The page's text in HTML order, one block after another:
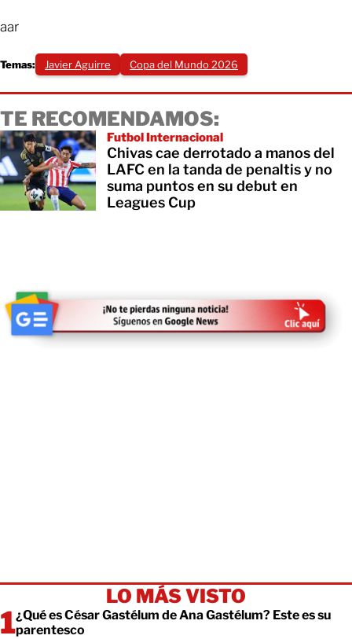
aar
Temas: Javier Aguirre Copa del Mundo 2026
TE RECOMENDAMOS:
Futbol Internacional
Chivas cae derrotado a manos del
LAFC en la tanda de penaltis y no
suma puntos en su debut en
Leagues Cup
LO MÁS VISTO
¿Qué es César Gastélum de Ana Gastélum? Este es su
parentesco